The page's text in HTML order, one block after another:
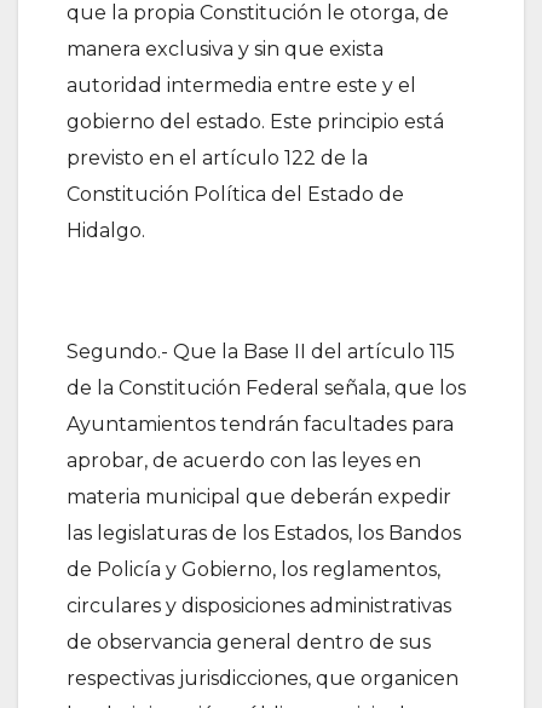
que la propia Constitución le otorga, de
manera exclusiva y sin que exista
autoridad intermedia entre este y el
gobierno del estado. Este principio está
previsto en el artículo 122 de la
Constitución Política del Estado de
Hidalgo.
Segundo.- Que la Base II del artículo 115
de la Constitución Federal señala, que los
Ayuntamientos tendrán facultades para
aprobar, de acuerdo con las leyes en
materia municipal que deberán expedir
las legislaturas de los Estados, los Bandos
de Policía y Gobierno, los reglamentos,
circulares y disposiciones administrativas
de observancia general dentro de sus
respectivas jurisdicciones, que organicen